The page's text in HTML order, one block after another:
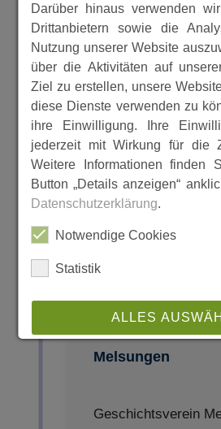
Bartenwetzer-
Geschichtsverein
MEHR
Über den
Melsungen
Geschichtsverein
Darüber hinaus verwenden
Drittanbietern sowie die
Nutzung unserer Website
über die Aktivitäten auf
Ziel zu erstellen, unsere
diese Dienste verwenden zu
ihre Einwilligung. Ihre
jederzeit mit Wirkung für die
Weitere Informationen finden
Button „Details anzeigen“
Datenschutzerklärung.
Notwendige Cookies
Statistik
ALLES
ABLEHNEN